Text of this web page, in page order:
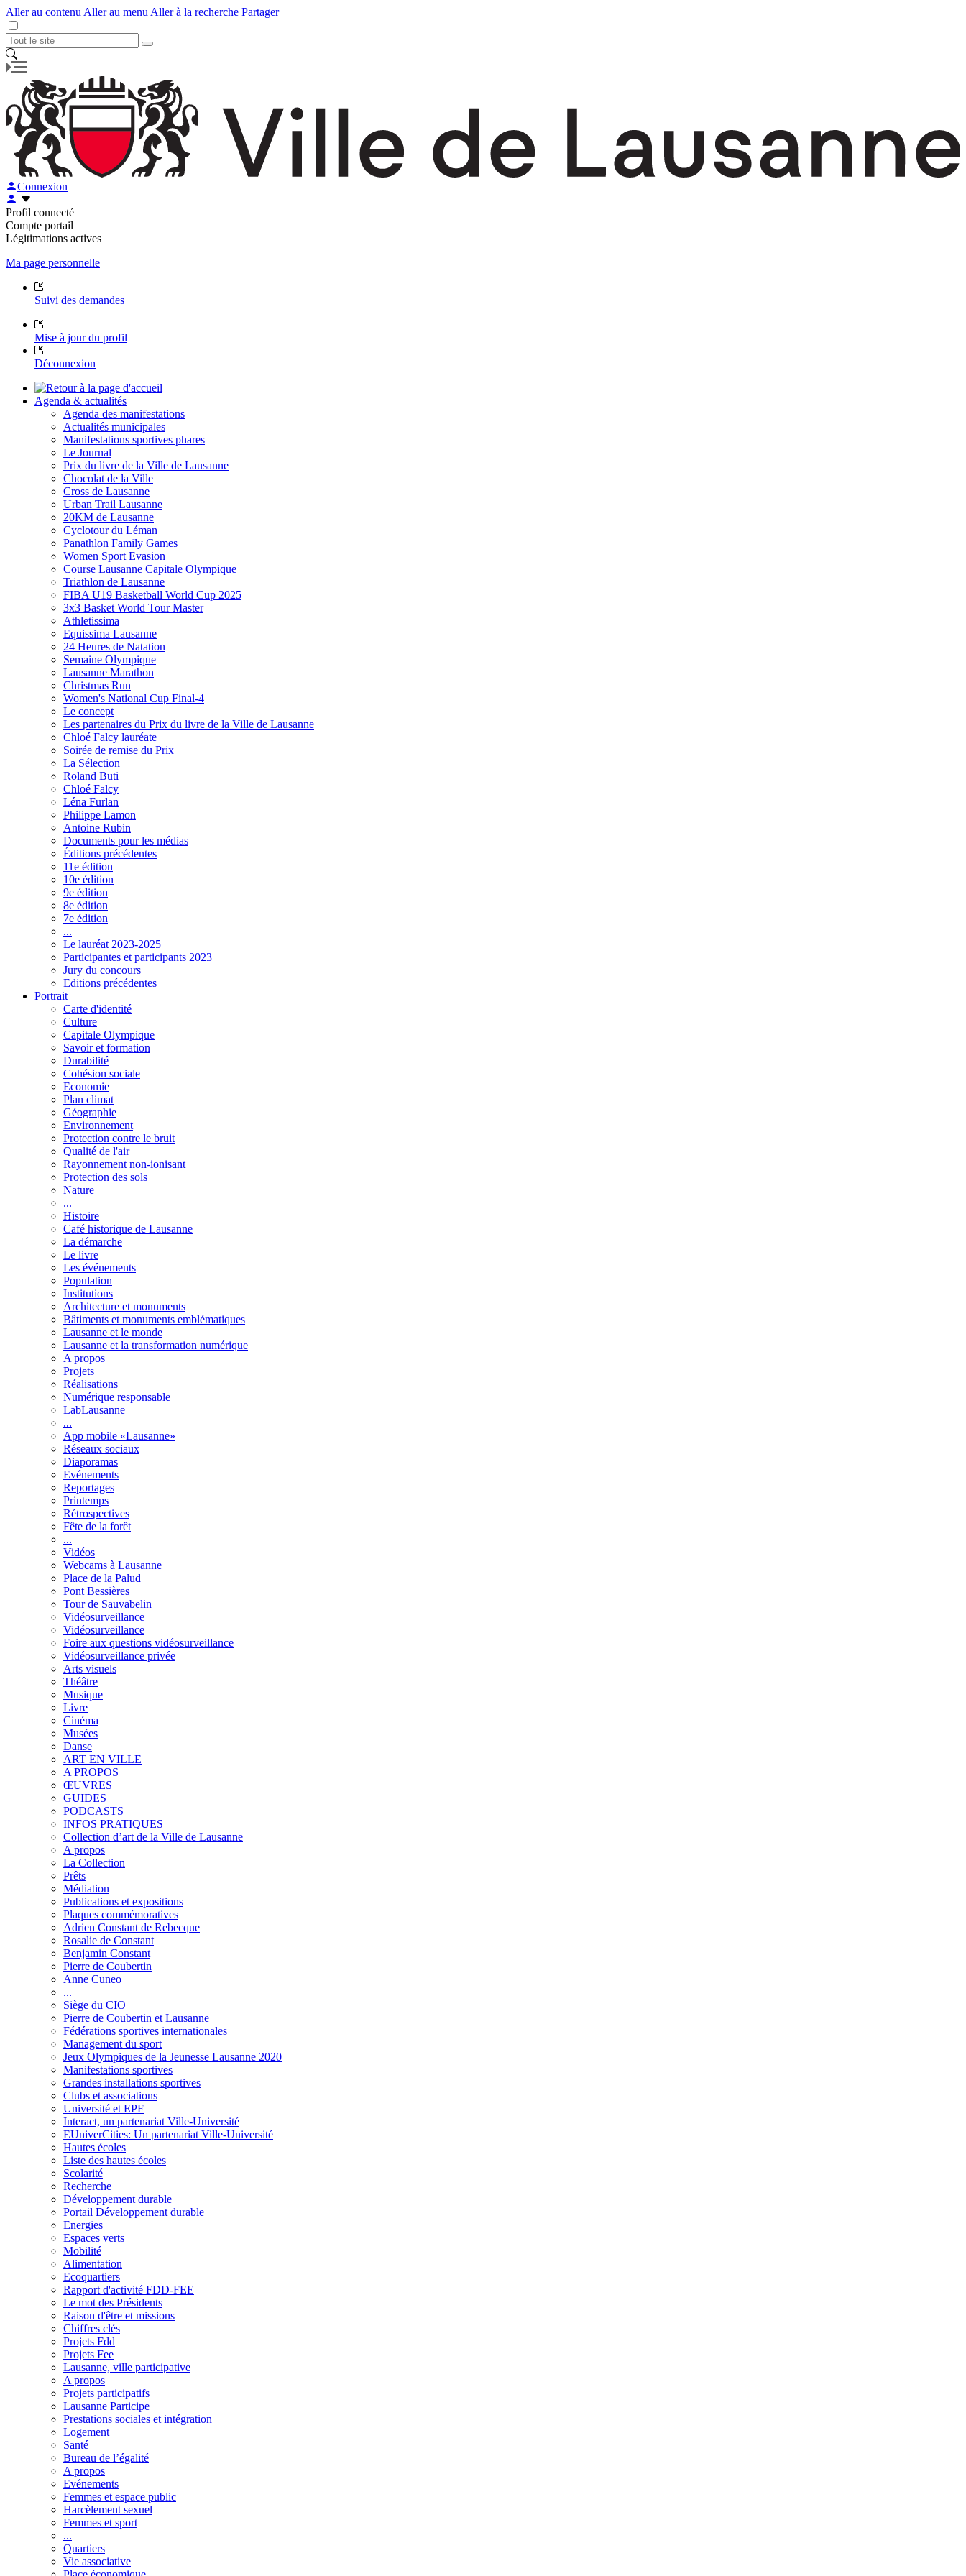
Aller au contenu Aller au menu Aller à la recherche Partager
Connexion
Profil connecté
Compte portail
Légitimations actives
Ma page personnelle
Suivi des demandes
Mise à jour du profil
Déconnexion
Agenda & actualités
Agenda des manifestations
Actualités municipales
Manifestations sportives phares
Le Journal
Prix du livre de la Ville de Lausanne
Chocolat de la Ville
Cross de Lausanne
Urban Trail Lausanne
20KM de Lausanne
Cyclotour du Léman
Panathlon Family Games
Women Sport Evasion
Course Lausanne Capitale Olympique
Triathlon de Lausanne
FIBA U19 Basketball World Cup 2025
3x3 Basket World Tour Master
Athletissima
Equissima Lausanne
24 Heures de Natation
Semaine Olympique
Lausanne Marathon
Christmas Run
Women's National Cup Final-4
Le concept
Les partenaires du Prix du livre de la Ville de Lausanne
Chloé Falcy lauréate
Soirée de remise du Prix
La Sélection
Roland Buti
Chloé Falcy
Léna Furlan
Philippe Lamon
Antoine Rubin
Documents pour les médias
Éditions précédentes
11e édition
10e édition
9e édition
8e édition
7e édition
...
Le lauréat 2023-2025
Participantes et participants 2023
Jury du concours
Editions précédentes
Portrait
Carte d'identité
Culture
Capitale Olympique
Savoir et formation
Durabilité
Cohésion sociale
Economie
Plan climat
Géographie
Environnement
Protection contre le bruit
Qualité de l'air
Rayonnement non-ionisant
Protection des sols
Nature
...
Histoire
Café historique de Lausanne
La démarche
Le livre
Les événements
Population
Institutions
Architecture et monuments
Bâtiments et monuments emblématiques
Lausanne et le monde
Lausanne et la transformation numérique
A propos
Projets
Réalisations
Numérique responsable
LabLausanne
...
App mobile «Lausanne»
Réseaux sociaux
Diaporamas
Evénements
Reportages
Printemps
Rétrospectives
Fête de la forêt
...
Vidéos
Webcams à Lausanne
Place de la Palud
Pont Bessières
Tour de Sauvabelin
Vidéosurveillance
Vidéosurveillance
Foire aux questions vidéosurveillance
Vidéosurveillance privée
Arts visuels
Théâtre
Musique
Livre
Cinéma
Musées
Danse
ART EN VILLE
A PROPOS
ŒUVRES
GUIDES
PODCASTS
INFOS PRATIQUES
Collection d’art de la Ville de Lausanne
A propos
La Collection
Prêts
Médiation
Publications et expositions
Plaques commémoratives
Adrien Constant de Rebecque
Rosalie de Constant
Benjamin Constant
Pierre de Coubertin
Anne Cuneo
...
Siège du CIO
Pierre de Coubertin et Lausanne
Fédérations sportives internationales
Management du sport
Jeux Olympiques de la Jeunesse Lausanne 2020
Manifestations sportives
Grandes installations sportives
Clubs et associations
Université et EPF
Interact, un partenariat Ville-Université
EUniverCities: Un partenariat Ville-Université
Hautes écoles
Liste des hautes écoles
Scolarité
Recherche
Développement durable
Portail Développement durable
Energies
Espaces verts
Mobilité
Alimentation
Ecoquartiers
Rapport d'activité FDD-FEE
Le mot des Présidents
Raison d'être et missions
Chiffres clés
Projets Fdd
Projets Fee
Lausanne, ville participative
A propos
Projets participatifs
Lausanne Participe
Prestations sociales et intégration
Logement
Santé
Bureau de l’égalité
A propos
Evénements
Femmes et espace public
Harcèlement sexuel
Femmes et sport
...
Quartiers
Vie associative